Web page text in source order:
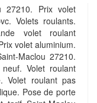
27210. Prix volet
Volets roulants.
volet roulant
volet aluminium.
Maclou 27210.
Volet roulant
Volet roulant pas
Pose de porte